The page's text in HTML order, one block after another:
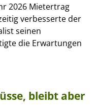
2026 Mietertrag
verbesserte der
seinen
die Erwartungen
bleibt aber